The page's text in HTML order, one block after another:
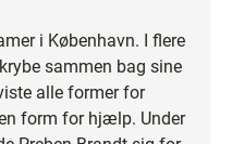
i København. I flere
sammen bag sine
alle former for
form for hjælp. Under